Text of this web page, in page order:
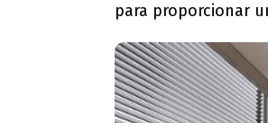
para proporcionar